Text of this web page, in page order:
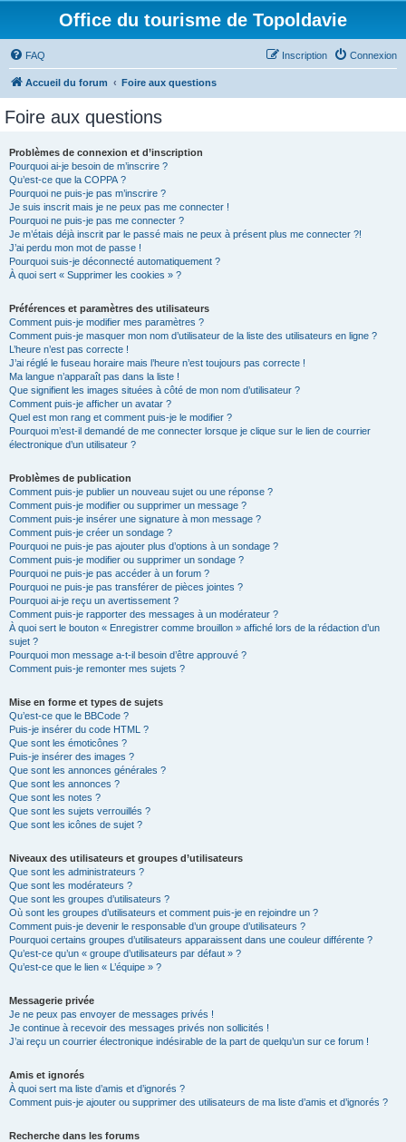
Office du tourisme de Topoldavie
FAQ Connexion
Inscription
Accueil du forum Foire aux questions
Foire aux questions
Problèmes de connexion et d’inscription
Pourquoi ai-je besoin de m’inscrire ?
Qu’est-ce que la COPPA ?
Pourquoi ne puis-je pas m’inscrire ?
Je suis inscrit mais je ne peux pas me connecter !
Pourquoi ne puis-je pas me connecter ?
Je m’étais déjà inscrit par le passé mais ne peux à présent plus me connecter ?!
J’ai perdu mon mot de passe !
Pourquoi suis-je déconnecté automatiquement ?
À quoi sert « Supprimer les cookies » ?
Préférences et paramètres des utilisateurs
Comment puis-je modifier mes paramètres ?
Comment puis-je masquer mon nom d’utilisateur de la liste des utilisateurs en ligne ?
L’heure n’est pas correcte !
J’ai réglé le fuseau horaire mais l’heure n’est toujours pas correcte !
Ma langue n’apparaît pas dans la liste !
Que signifient les images situées à côté de mon nom d’utilisateur ?
Comment puis-je afficher un avatar ?
Quel est mon rang et comment puis-je le modifier ?
Pourquoi m’est-il demandé de me connecter lorsque je clique sur le lien de courrier
électronique d’un utilisateur ?
Problèmes de publication
Comment puis-je publier un nouveau sujet ou une réponse ?
Comment puis-je modifier ou supprimer un message ?
Comment puis-je insérer une signature à mon message ?
Comment puis-je créer un sondage ?
Pourquoi ne puis-je pas ajouter plus d’options à un sondage ?
Comment puis-je modifier ou supprimer un sondage ?
Pourquoi ne puis-je pas accéder à un forum ?
Pourquoi ne puis-je pas transférer de pièces jointes ?
Pourquoi ai-je reçu un avertissement ?
Comment puis-je rapporter des messages à un modérateur ?
À quoi sert le bouton « Enregistrer comme brouillon » affiché lors de la rédaction d’un
sujet ?
Pourquoi mon message a-t-il besoin d’être approuvé ?
Comment puis-je remonter mes sujets ?
Mise en forme et types de sujets
Qu’est-ce que le BBCode ?
Puis-je insérer du code HTML ?
Que sont les émoticônes ?
Puis-je insérer des images ?
Que sont les annonces générales ?
Que sont les annonces ?
Que sont les notes ?
Que sont les sujets verrouillés ?
Que sont les icônes de sujet ?
Niveaux des utilisateurs et groupes d’utilisateurs
Que sont les administrateurs ?
Que sont les modérateurs ?
Que sont les groupes d’utilisateurs ?
Où sont les groupes d’utilisateurs et comment puis-je en rejoindre un ?
Comment puis-je devenir le responsable d’un groupe d’utilisateurs ?
Pourquoi certains groupes d’utilisateurs apparaissent dans une couleur différente ?
Qu’est-ce qu’un « groupe d’utilisateurs par défaut » ?
Qu’est-ce que le lien « L’équipe » ?
Messagerie privée
Je ne peux pas envoyer de messages privés !
Je continue à recevoir des messages privés non sollicités !
J’ai reçu un courrier électronique indésirable de la part de quelqu’un sur ce forum !
Amis et ignorés
À quoi sert ma liste d’amis et d’ignorés ?
Comment puis-je ajouter ou supprimer des utilisateurs de ma liste d’amis et d’ignorés ?
Recherche dans les forums